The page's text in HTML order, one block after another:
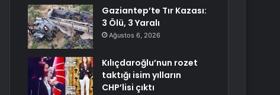
Gaziantep’te Tır Kazası:
3 Ölü, 3 Yaralı
Ağustos 6, 2026
Kılıçdaroğlu’nun rozet
taktığı isim yılların
CHP’lisi çıktı